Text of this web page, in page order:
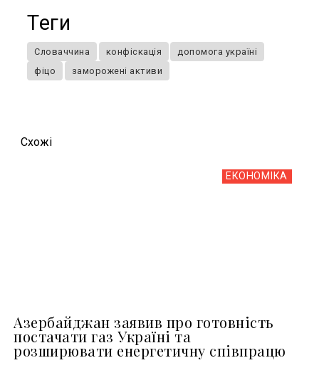
Теги
Словаччина конфіскація
допомога україні
фіцо
заморожені активи
Схожi
ЕКОНОМІКА
Азербайджан заявив про готовність
постачати газ Україні та
розширювати енергетичну співпрацю